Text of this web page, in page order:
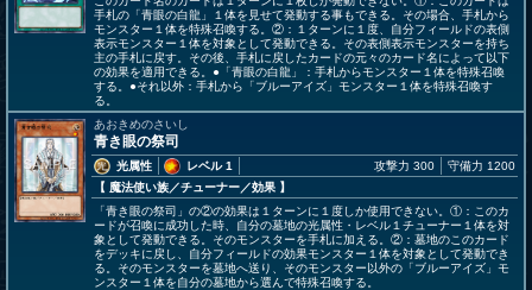
手札の「青眼の白龍」１体を見せて発動する事もできる。その場合、手札から
モンスター１体を特殊召喚する。②：１ターンに１度、自分フィールドの表側
表示モンスター１体を対象として発動できる。その表側表示モンスターを持ち
主の手札に戻す。その後、手札に戻したカードの元々のカード名によって以下
の効果を適用できる。●「青眼の白龍」：手札からモンスター１体を特殊召喚
する。●それ以外：手札から「ブルーアイズ」モンスター１体を特殊召喚す
る。
あおきめのさいし
青き眼の祭司
光属性
レベル 1
【 魔法使い族／チューナー／効果 】
攻撃力 300 守備力 1200
「青き眼の祭司」の②の効果は１ターンに１度しか使用できない。①：このカ
ードが召喚に成功した時、自分の墓地の光属性・レベル１チューナー１体を対
象として発動できる。そのモンスターを手札に加える。②：墓地のこのカード
をデッキに戻し、自分フィールドの効果モンスター１体を対象として発動でき
る。そのモンスターを墓地へ送り、そのモンスター以外の「ブルーアイズ」モ
ンスター１体を自分の墓地から選んで特殊召喚する。